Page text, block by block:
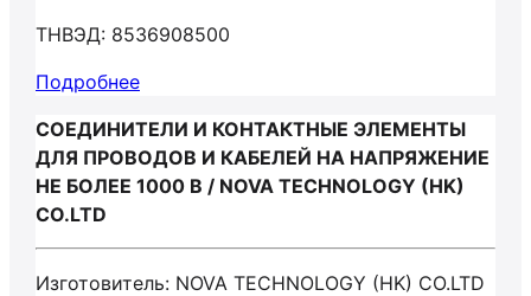
ТНВЭД: 8536908500
Подробнее
СОЕДИНИТЕЛИ И КОНТАКТНЫЕ ЭЛЕМЕНТЫ
ДЛЯ ПРОВОДОВ И КАБЕЛЕЙ НА НАПРЯЖЕНИЕ
НЕ БОЛЕЕ 1000 В / NOVA TECHNOLOGY (HK)
CO.LTD
Изготовитель: NOVA TECHNOLOGY (HK) CO.LTD